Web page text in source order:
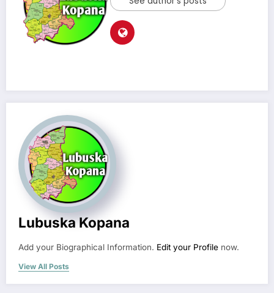
Lubuska Kopana
Add your Biographical Information. Edit your Profile now.
View All Posts